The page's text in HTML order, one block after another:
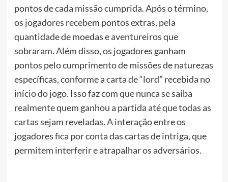
pontos de cada missão cumprida. Após o término,
os jogadores recebem pontos extras, pela
quantidade de moedas e aventureiros que
sobraram. Além disso, os jogadores ganham
pontos pelo cumprimento de missões de naturezas
específicas, conforme a carta de “lord” recebida no
início do jogo. Isso faz com que nunca se saiba
realmente quem ganhou a partida até que todas as
cartas sejam reveladas. A interação entre os
jogadores fica por conta das cartas de intriga, que
permitem interferir e atrapalhar os adversários.